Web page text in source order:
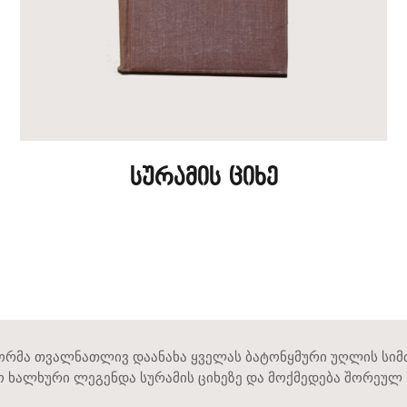
სურამის ციხე
თვალნათლივ დაანახა ყველას ბატონყმური უღლის
ლეგენდა სურამის ციხეზე და მოქმედება შორეულ